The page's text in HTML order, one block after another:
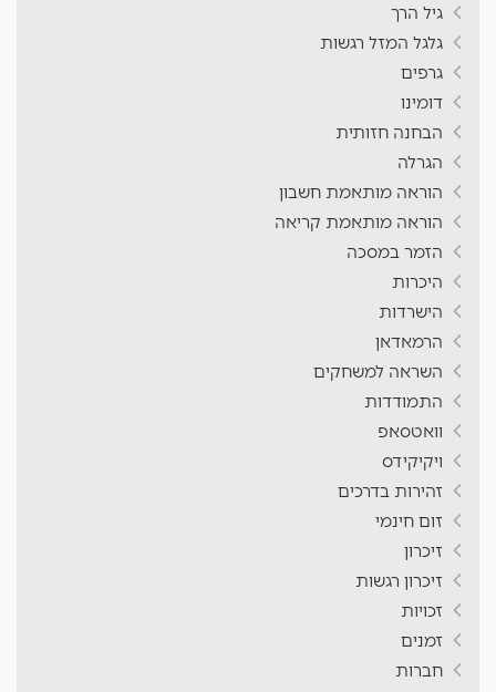
גיל הרך
גלגל המזל רגשות
גרפים
דומינו
הבחנה חזותית
הגרלה
הוראה מותאמת חשבון
הוראה מותאמת קריאה
הזמר במסכה
היכרות
הישרדות
הרמאדאן
השראה למשחקים
התמודדות
וואטסאפ
ויקיקידס
זהירות בדרכים
זום חינמי
זיכרון
זיכרון רגשות
זכויות
זמנים
חברות